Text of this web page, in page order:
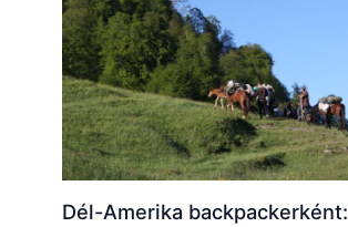
Dél-Amerika backpackerként: